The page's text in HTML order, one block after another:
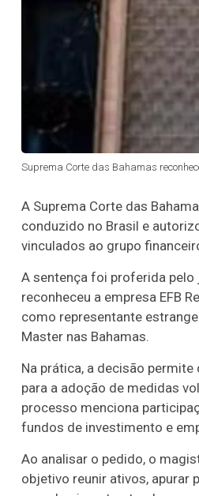
Suprema Corte das Bahamas
A Suprema Corte das
conduzido no Brasil e
vinculados ao grupo
A sentença foi proferida pelo
reconheceu a empresa EFB
como representante
Master nas Bahamas.
Na prática, a decisão
para a adoção de medidas
processo menciona
fundos de investimento e
Ao analisar o pedido, o
objetivo reunir ativos, apurar